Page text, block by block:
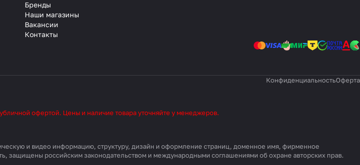
Бренды
Наши магазины
Вакансии
Контакты
КонфиденциальностьОферта
офертой. Цены и наличие товара уточняйте у менеджеров.
и видео информацию, структуру, дизайн и оформление страниц, доменное имя, фирменное
защищены российским законодательством и международными соглашениями об охране авторских прав.